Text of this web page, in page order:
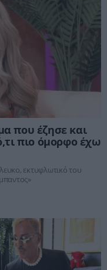
που έζησε και
πιο όμορφο έχω
εκτυφλωτικό του